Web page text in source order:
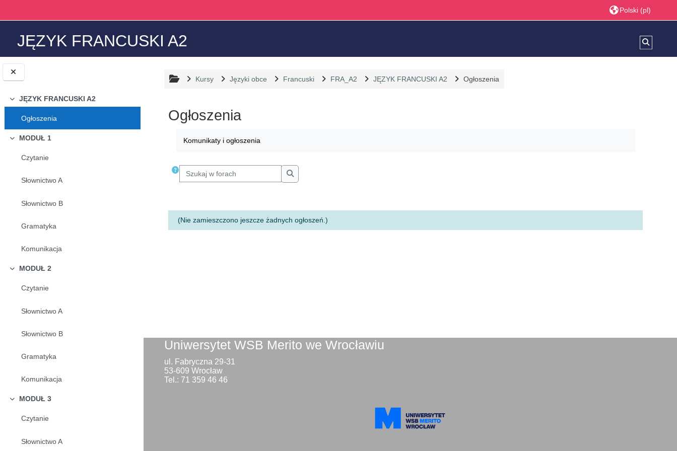
Minimalizuj
JĘZYK FRANCUSKI A2
Ogłoszenia
Minimalizuj
MODUŁ 1
Czytanie
Słownictwo A
Słownictwo B
Gramatyka
Komunikacja
Minimalizuj
MODUŁ 2
Czytanie
Słownictwo A
Słownictwo B
Gramatyka
Komunikacja
Minimalizuj
MODUŁ 3
Czytanie
Słownictwo A
Polski ‎(pl)‎
JĘZYK FRANCUSKI A2
Kursy Języki obce Francuski FRA_A2 JĘZYK FRANCUSKI A2 Ogłoszenia
Ogłoszenia
Komunikaty i ogłoszenia
Szukaj w forach
Szukaj w forach
(Nie zamieszczono jeszcze żadnych ogłoszeń.)
Uniwersytet WSB Merito we Wrocławiu
ul. Fabryczna 29-31
53-609 Wrocław
Tel.: 71 359 46 46